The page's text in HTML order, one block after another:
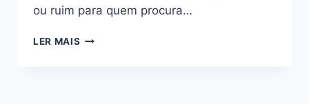
ou ruim para quem procura…
LER MAIS CURSO